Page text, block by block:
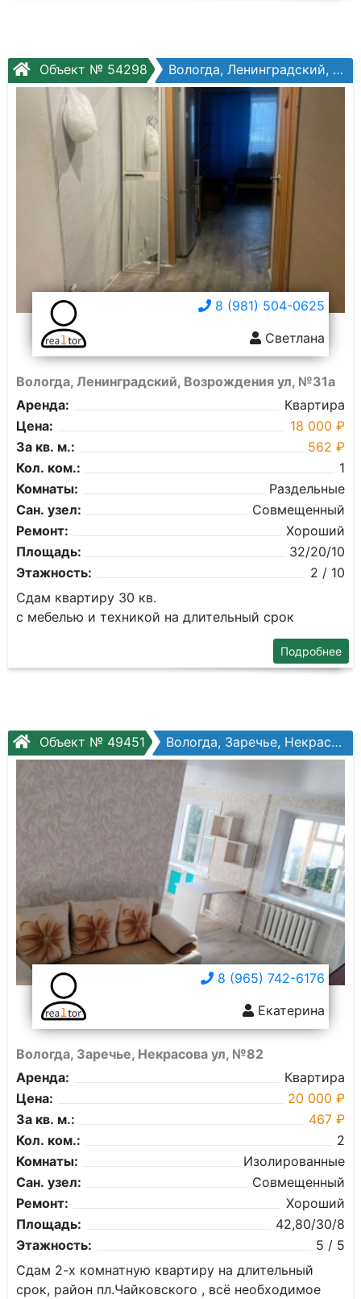
Объект № 54298 Вологда, Ленинградский, Возрождения ул, №31а
8 (981) 504-0625
Светлана
Вологда, Ленинградский, Возрождения ул, №31а
Аренда:
Квартира
Цена:
18 000 ₽
За кв. м.:
562 ₽
Кол. ком.:
1
Комнаты:
Раздельные
Сан. узел:
Совмещенный
Ремонт:
Хороший
Площадь:
32/20/10
Этажность:
2 / 10
Сдам квартиру 30 кв.
с мебелью и техникой на длительный срок
Подробнее
Объект № 49451 Вологда, Заречье, Некрасова ул, №82
8 (965) 742-6176
Екатерина
Вологда, Заречье, Некрасова ул, №82
Аренда:
Квартира
Цена:
20 000 ₽
За кв. м.:
467 ₽
Кол. ком.:
2
Комнаты:
Изолированные
Сан. узел:
Совмещенный
Ремонт:
Хороший
Площадь:
42,80/30/8
Этажность:
5 / 5
Сдам 2-х комнатную квартиру на длительный
срок, район пл.Чайковского , всё необходимое